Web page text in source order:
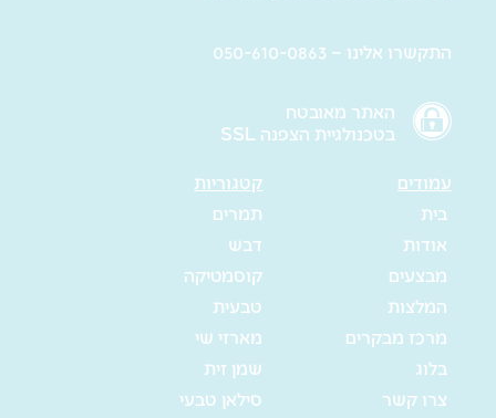
התקשרו אלינו – 050-610-0863
האתר מאובטח
בטכנולגיית הצפנה SSL
עמודים
בית
אודות
מבצעים
המלצות
מרכז מבקרים
בלוג
צרו קשר
קטגוריות
תמרים
דבש
קוסמטיקה
טבעית
מארזי שי
שמן זית
סילאן טבעי